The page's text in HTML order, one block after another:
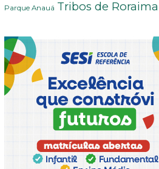
Parque Anauá Tribos de Roraima